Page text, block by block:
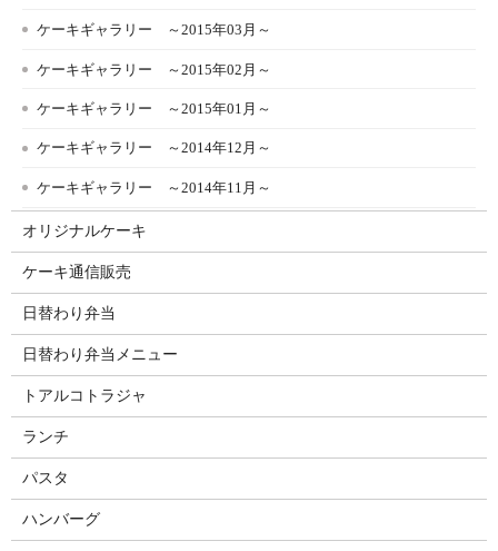
ケーキギャラリー ～2015年03月～
ケーキギャラリー ～2015年02月～
ケーキギャラリー ～2015年01月～
ケーキギャラリー ～2014年12月～
ケーキギャラリー ～2014年11月～
オリジナルケーキ
ケーキ通信販売
日替わり弁当
日替わり弁当メニュー
トアルコトラジャ
ランチ
パスタ
ハンバーグ